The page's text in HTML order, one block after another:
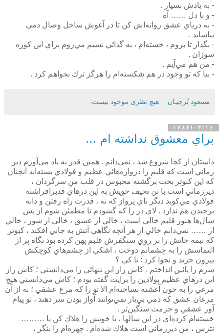
- به يادش بسپار .
- و با دل …… آه
- به درياي عشق روانه‌اش كن تا در آغوش ساحل وصال دمي‌
بياسايد .
- بگذار تا بروم ، خسته‌ام ، به گدائي نسيم مي‌روم براي اين كوره
سوزان .
- من هم مي‌آيم .
- بيا كه تو وجود در هم شكسته‌ام را هرگز ترك نخواهم كرد .
مسعود بُرجيـان هیچ نظری موجود نیست:
۱۳۸۳/۰۳/۱۶
براي معشوق نداشته ام …
داستان از كجا شروع شد ، نمي‌دانم . همين قدر به ياد مي‌آورم دير
زماني است كه قلبم را دروازه‌هائي عظيم و فولادي بسته‌اند آنچنان
كه اين كبوتر بخت برگشته محبوس در قلب منِ سرگردان ،
ديرزماني است با تن نحيف خويش به اين درهاي قدبرافراشته
فولادي مي‌كوبد ديگر ناي پرواز كه نه ، قدرت راه رفتن و دانه
برچيدن هم ندارد . لاي در را كه گشودم تا مطمئن شوم از پس
سال‌ها هنوز قلبم خالي است ، خالي از عشق ، خالي از شور ، خالي
از …… نمي‌دانم خالي از هر آنچه نگاهي آتش به جاني افكند ، كبوتر
كه نيمه‌ جانش را بر روي سنگفرش قلبم پهن كرده بود نگاه پر از
التماسش را به چشمانم دوخت ، اشكي از چشم‌هاي كوچكش
بيرون خزيد و نجوا كرد : تا كي ؟
سرم را پائين انداختم . كاش راز اين تنهائي را مي‌دانستي ؛ كاش راز
اين درهاي عظيم پولادين را برايت گفته بودم ؛ كاش مي‌دانستي هيچ
مرغي را به خون آغشته نساخته‌ام الا تو را كه مرغ عشقي ؛ نه از آن
مرغان عشق كه دمي بي‌يار نمي‌توانند آواز بودن سر دهند ، تو پيام
آور عشقي و جرمت سنگين‌تر .
خسته‌ام كرده‌اي در اين سالها ، يا خويش را هلاك كن يا ………
نترس ، من ديرزماني است هلاك شده‌ام . چهره‌ام را بنگر ،